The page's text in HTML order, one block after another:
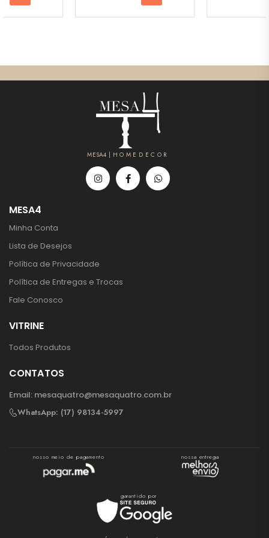
MESA4 | H O M E D E C O R
MESA4
Minha Conta
Lista de Desejos
Política de Privacidade
Política de Entregas e Trocas
Fale Conosco
VITRINE
Todos Produtos
CONTATOS
Email: mesaquatro@mesaquatro.com.br
WhatsApp: (17) 98134-5997
nosso meio de pagamento nossa entrega
garantido por